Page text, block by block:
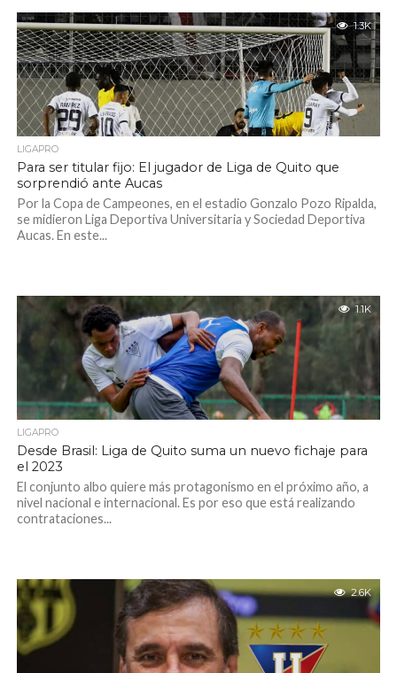
1.3K
LIGAPRO
Para ser titular fijo: El jugador de Liga de Quito que
sorprendió ante Aucas
Por la Copa de Campeones, en el estadio Gonzalo Pozo Ripalda,
se midieron Liga Deportiva Universitaria y Sociedad Deportiva
Aucas. En este...
1.1K
LIGAPRO
Desde Brasil: Liga de Quito suma un nuevo fichaje para
el 2023
El conjunto albo quiere más protagonismo en el próximo año, a
nivel nacional e internacional. Es por eso que está realizando
contrataciones...
2.6K